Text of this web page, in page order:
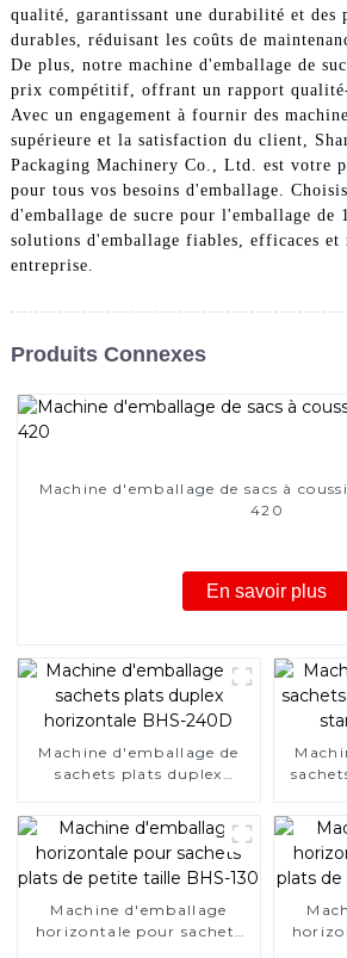
qualité, garantissant une durabilité et des
durables, réduisant les coûts de
De plus, notre machine d'emballage de
prix compétitif, offrant un rapport
Avec un engagement à fournir des
supérieure et la satisfaction du client,
Packaging Machinery Co., Ltd. est votre
pour tous vos besoins d'emballage.
d'emballage de sucre pour l'emballage de
solutions d'emballage fiables, efficaces et
entreprise.
Produits Connexes
Machine d'emballage de sacs à
420
En savoir plus
Machine d'emballage de
sachets plats duplex
Machine d'emballage
horizontale pour sachets